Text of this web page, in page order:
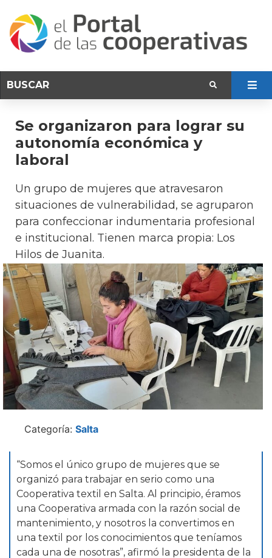
Se organizaron para lograr su
autonomía económica y
laboral
Un grupo de mujeres que atravesaron
situaciones de vulnerabilidad, se agruparon
para confeccionar indumentaria profesional
e institucional. Tienen marca propia: Los
Hilos de Juanita.
Categoría: Salta
“Somos el único grupo de mujeres que se
organizó para trabajar en serio como una
Cooperativa textil en Salta. Al principio, éramos
una Cooperativa armada con la razón social de
mantenimiento, y nosotros la convertimos en
una textil por los conocimientos que teníamos
cada una de nosotras”, afirmó la presidenta de la